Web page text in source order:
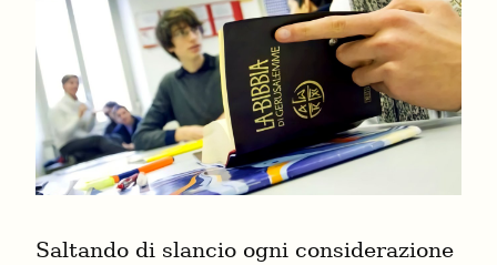
Saltando di slancio ogni considerazione